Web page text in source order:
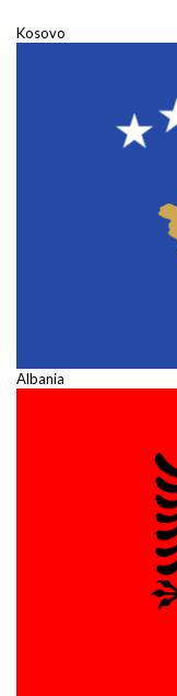
Kosovo
Albania